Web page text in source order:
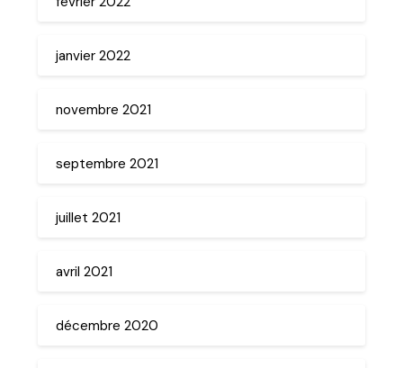
janvier 2022
novembre 2021
septembre 2021
juillet 2021
avril 2021
décembre 2020